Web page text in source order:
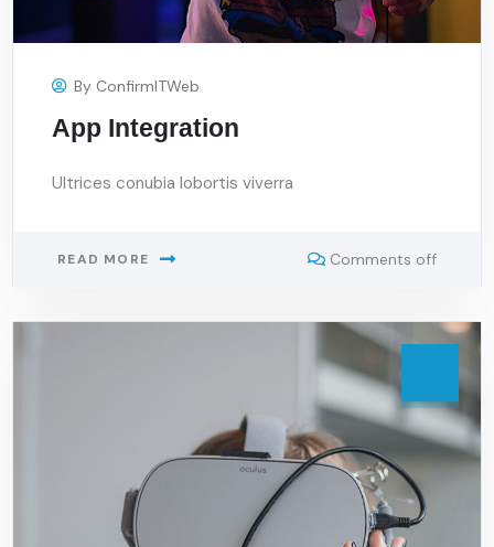
By ConfirmITWeb
App Integration
Ultrices conubia lobortis viverra
READ MORE Comments off